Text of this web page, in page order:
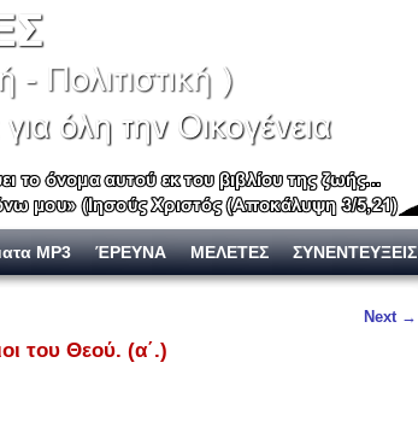
MP3 ΈΡΕΥΝΑ ΜΕΛΕΤΕΣ ΣΥΝΕΝΤΕΥΞΕΙΣ
Next →
του Θεού. (α΄.)